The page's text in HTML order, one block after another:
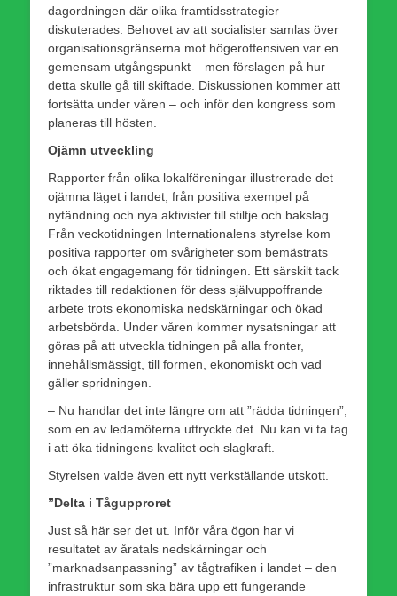
dagordningen där olika framtidsstrategier
diskuterades. Behovet av att socialister samlas över
organisationsgränserna mot högeroffensiven var en
gemensam utgångspunkt – men förslagen på hur
detta skulle gå till skiftade. Diskussionen kommer att
fortsätta under våren – och inför den kongress som
planeras till hösten.
Ojämn utveckling
Rapporter från olika lokalföreningar illustrerade det
ojämna läget i landet, från positiva exempel på
nytändning och nya aktivister till stiltje och bakslag.
Från veckotidningen Internationalens styrelse kom
positiva rapporter om svårigheter som bemästrats
och ökat engagemang för tidningen. Ett särskilt tack
riktades till redaktionen för dess självuppoffrande
arbete trots ekonomiska nedskärningar och ökad
arbetsbörda. Under våren kommer nysatsningar att
göras på att utveckla tidningen på alla fronter,
innehållsmässigt, till formen, ekonomiskt och vad
gäller spridningen.
– Nu handlar det inte längre om att ”rädda tidningen”,
som en av ledamöterna uttryckte det. Nu kan vi ta tag
i att öka tidningens kvalitet och slagkraft.
Styrelsen valde även ett nytt verkställande utskott.
”Delta i Tågupproret
Just så här ser det ut. Inför våra ögon har vi
resultatet av åratals nedskärningar och
”marknadsanpassning” av tågtrafiken i landet – den
infrastruktur som ska bära upp ett fungerande